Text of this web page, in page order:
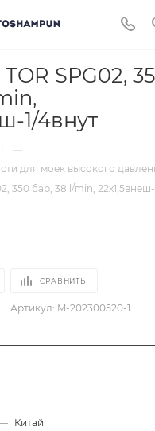
SРG02,
1/4внут
—
для моек высокого
350 бар, 38 l/min,
СРАВНИТЬ
Артикул: M-202300520-1
Китай